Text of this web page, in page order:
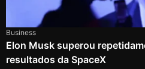
Business
Elon Musk superou
resultados da SpaceX